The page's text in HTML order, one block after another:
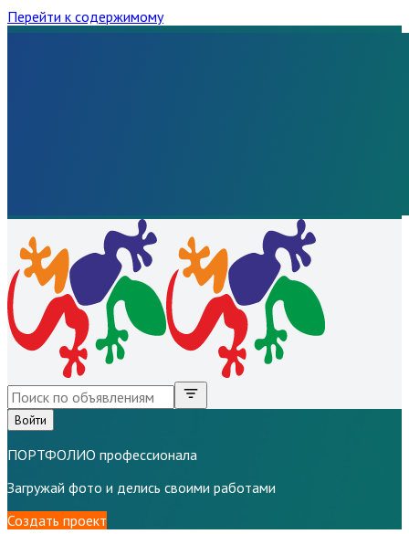
Перейти к содержимому
Войти
ПОРТФОЛИО профессионала
Загружай фото и делись своими работами
Создать проект